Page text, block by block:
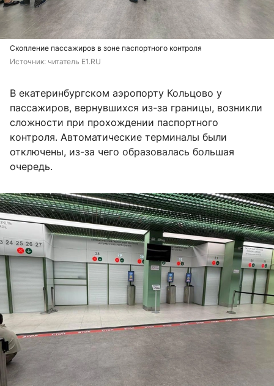
Скопление пассажиров в зоне паспортного контроля
Источник: читатель E1.RU
В екатеринбургском аэропорту Кольцово у
пассажиров, вернувшихся из-за границы, возникли
сложности при прохождении паспортного
контроля. Автоматические терминалы были
отключены, из-за чего образовалась большая
очередь.